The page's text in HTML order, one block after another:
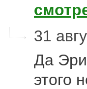
31
Да
этого